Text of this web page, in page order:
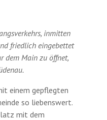
inmitten
friedlich eingebettet
dem Main zu öffnet,
einem gepflegten
so liebenswert.
mit dem